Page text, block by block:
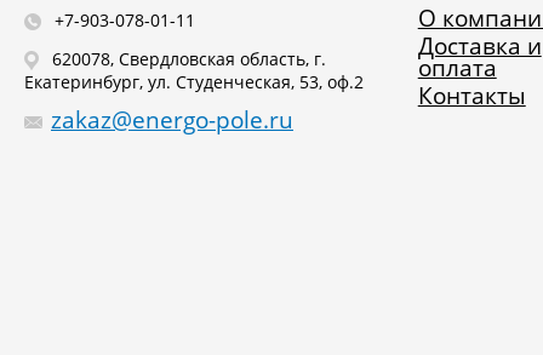
+7-903-078-01-11
620078, Свердловская область, г.
Екатеринбург, ул. Студенческая, 53, оф.2
zakaz@energo-pole.ru
О
Доставка и
оплата
Контакты